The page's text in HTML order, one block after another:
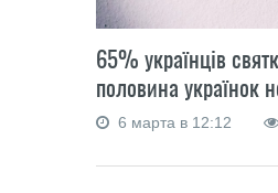
65% українців
половина українок
6 марта в 12:12